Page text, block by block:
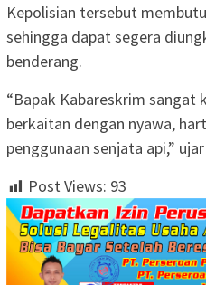
Kepolisian tersebut
sehingga dapat segera
benderang.
“Bapak Kabareskrim sangat
berkaitan dengan nyawa,
penggunaan senjata api,”
Post Views: 93